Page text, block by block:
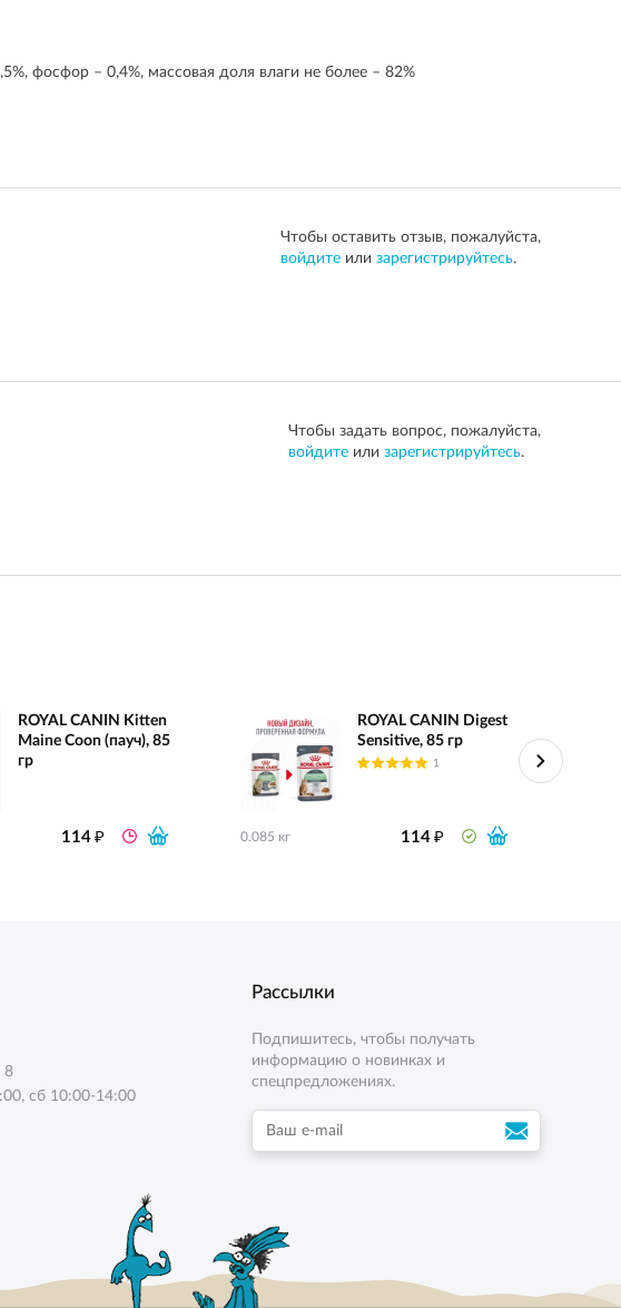
фосфор – 0,4%, массовая доля влаги не более – 82%
Чтобы оставить отзыв, пожалуйста,
войдите или зарегистрируйтесь.
Чтобы задать вопрос, пожалуйста,
войдите или зарегистрируйтесь.
ROYAL CANIN Kitten
Maine Coon (пауч), 85
гр
114₽
ROYAL CANIN Digest
Sensitive, 85 гр
1
0.085 кг 114₽
8
сб 10:00-14:00
Рассылки
Подпишитесь, чтобы получать
информацию о новинках и
спецпредложениях.